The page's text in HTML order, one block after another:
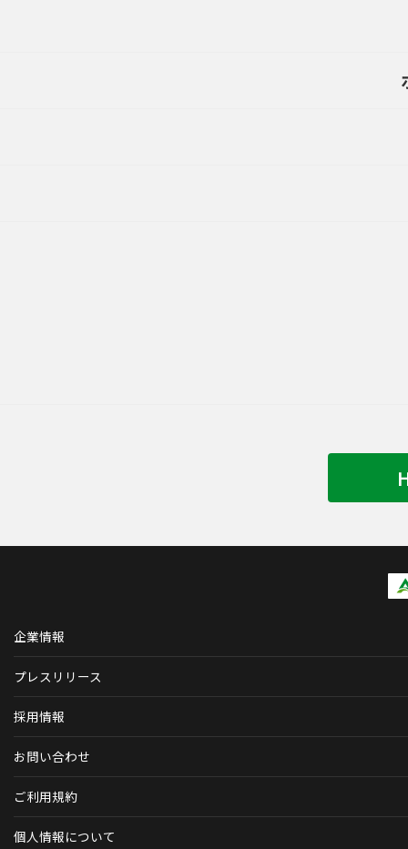
企業情報
プレスリリース
採用情報
お問い合わせ
ご利用規約
個人情報について